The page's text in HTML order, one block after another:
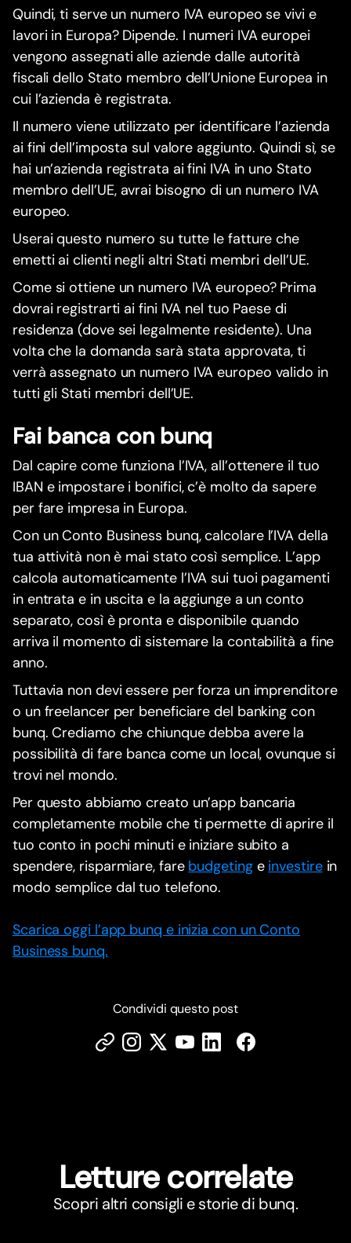
Quindi, ti serve un numero IVA europeo se vivi e
lavori in Europa? Dipende. I numeri IVA europei
vengono assegnati alle aziende dalle autorità
fiscali dello Stato membro dell’Unione Europea in
cui l’azienda è registrata.
Il numero viene utilizzato per identificare l’azienda
ai fini dell’imposta sul valore aggiunto. Quindi sì, se
hai un’azienda registrata ai fini IVA in uno Stato
membro dell’UE, avrai bisogno di un numero IVA
europeo.
Userai questo numero su tutte le fatture che
emetti ai clienti negli altri Stati membri dell’UE.
Come si ottiene un numero IVA europeo? Prima
dovrai registrarti ai fini IVA nel tuo Paese di
residenza (dove sei legalmente residente). Una
volta che la domanda sarà stata approvata, ti
verrà assegnato un numero IVA europeo valido in
tutti gli Stati membri dell’UE.
Fai banca con bunq
Dal capire come funziona l’IVA, all’ottenere il tuo
IBAN e impostare i bonifici, c’è molto da sapere
per fare impresa in Europa.
Con un Conto Business bunq, calcolare l’IVA della
tua attività non è mai stato così semplice. L’app
calcola automaticamente l’IVA sui tuoi pagamenti
in entrata e in uscita e la aggiunge a un conto
separato, così è pronta e disponibile quando
arriva il momento di sistemare la contabilità a fine
anno.
Tuttavia non devi essere per forza un imprenditore
o un freelancer per beneficiare del banking con
bunq. Crediamo che chiunque debba avere la
possibilità di fare banca come un local, ovunque si
trovi nel mondo.
Per questo abbiamo creato un’app bancaria
completamente mobile che ti permette di aprire il
tuo conto in pochi minuti e iniziare subito a
spendere, risparmiare, fare budgetinge investirein
modo semplice dal tuo telefono.
Scarica oggi l’app bunq e inizia con un Conto
Business bunq.
Condividi questo post
Letture correlate
Scopri altri consigli e storie di bunq.